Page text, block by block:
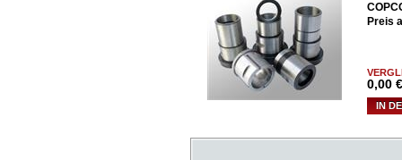
Preis
0,00
IN